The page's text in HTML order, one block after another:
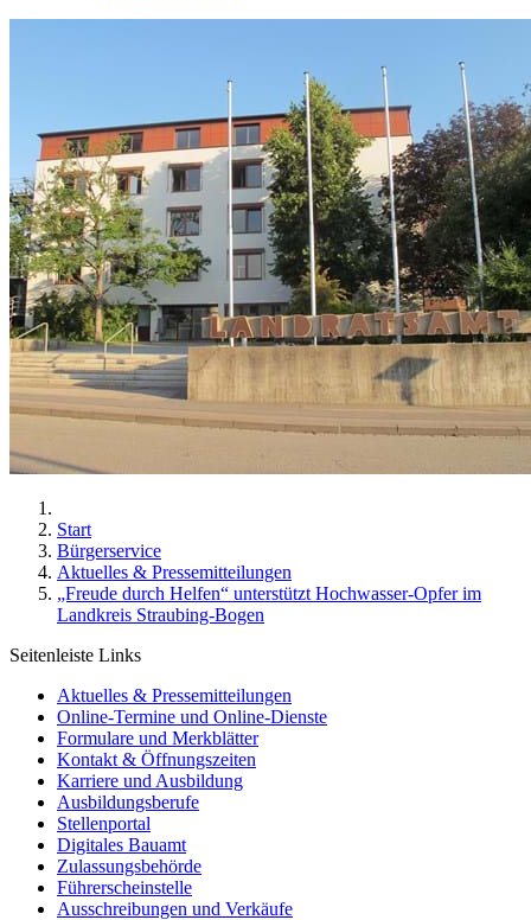
Start
Bürgerservice
Aktuelles & Pressemitteilungen
„Freude durch Helfen“ unterstützt Hochwasser-Opfer im
Landkreis Straubing-Bogen
Seitenleiste Links
Aktuelles & Pressemitteilungen
Online-Termine und Online-Dienste
Formulare und Merkblätter
Kontakt & Öffnungszeiten
Karriere und Ausbildung
Ausbildungsberufe
Stellenportal
Digitales Bauamt
Zulassungsbehörde
Führerscheinstelle
Ausschreibungen und Verkäufe